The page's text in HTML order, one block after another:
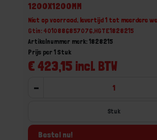
1200X1200MM
Niet op voorraad, levertijd 1 tot meerdere
Gtin: 4010886857076,HGTE1828215
Artikelnummer merk: 1828215
€ 423,15 incl. BTW
Prijs per 1 Stuk
-
Stuk
Bestel nu!